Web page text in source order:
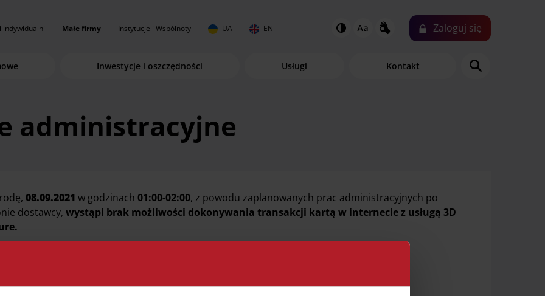
indywidualni Małe firmy Instytucje i Wspólnoty UA EN Zaloguj się
Inwestycje i oszczędności Usługi Kontakt
administracyjne
08.09.2021 w godzinach 01:00-02:00, z powodu zaplanowanych prac administracyjnych po
dostawcy, wystąpi brak możliwości dokonywania transakcji kartą w internecie z usługą 3D